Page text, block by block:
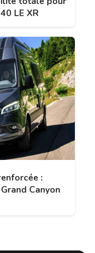
LE XR
:
Canyon